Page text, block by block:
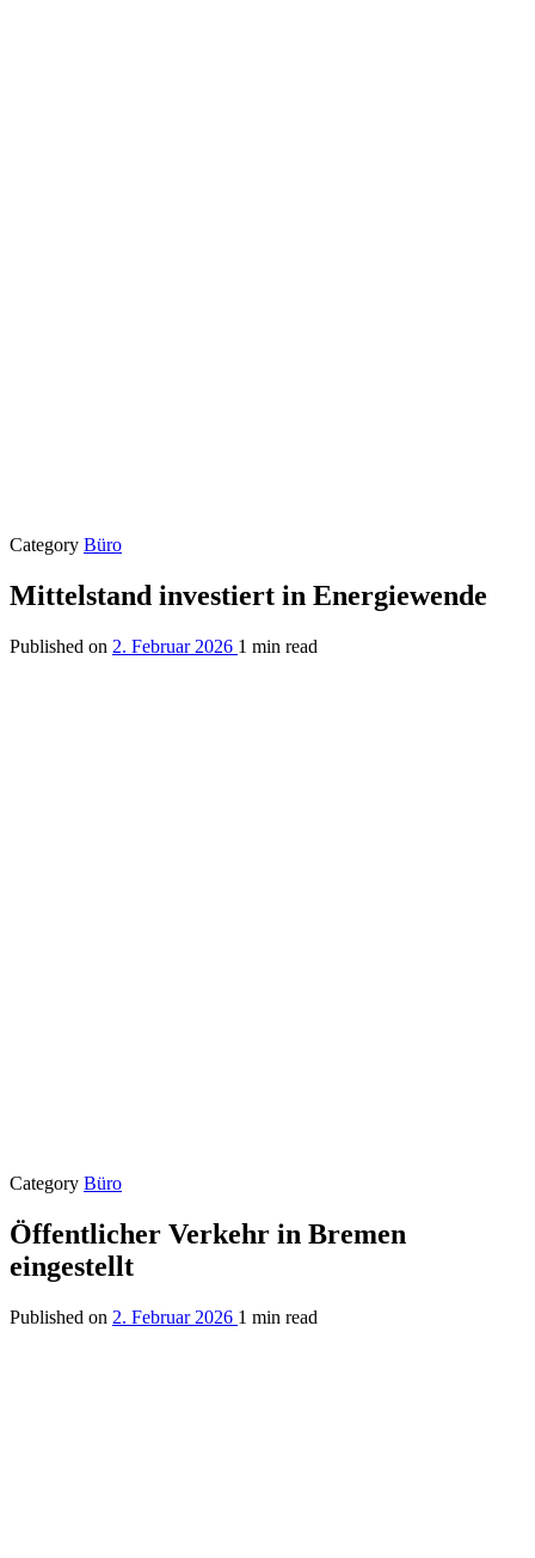
Category Büro
Mittelstand investiert in Energiewende
Published on 2. Februar 2026 1 min read
Category Büro
Öffentlicher Verkehr in Bremen
eingestellt
Published on 2. Februar 2026 1 min read